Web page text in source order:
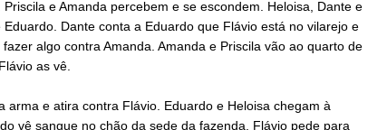
e Amanda percebem e se escondem. Heloisa, Dante e
Dante conta a Eduardo que Flávio está no vilarejo e
algo contra Amanda. Amanda e Priscila vão ao quarto de
as vê.
arma e atira contra Flávio. Eduardo e Heloisa chegam à
vê sangue no chão da sede da fazenda. Flávio pede para